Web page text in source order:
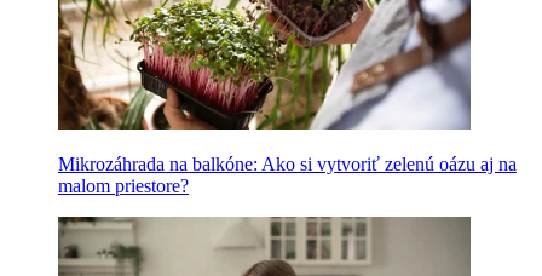
Mikrozáhrada na balkóne: Ako si vytvoriť zelenú oázu aj na
malom priestore?